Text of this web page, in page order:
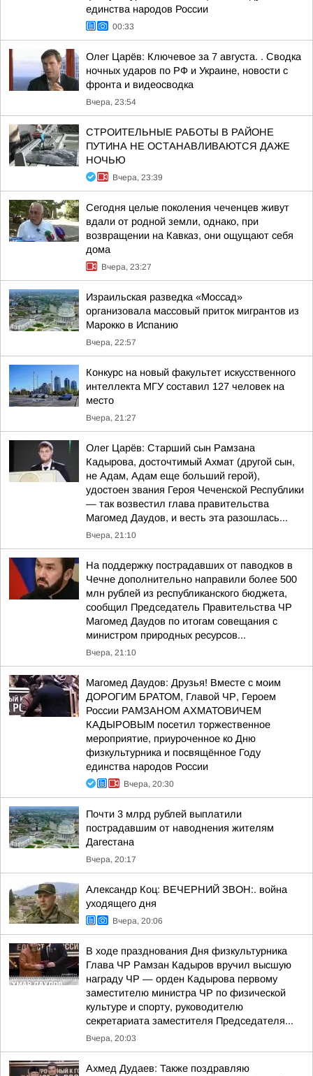
единства народов России
00:33
Олег Царёв: Ключевое за 7 августа. . Сводка
ночных ударов по РФ и Украине, новости с
фронта и видеосводка
Вчера, 23:54
СТРОИТЕЛЬНЫЕ РАБОТЫ В РАЙОНЕ
ПУТИНА НЕ ОСТАНАВЛИВАЮТСЯ ДАЖЕ
НОЧЬЮ
Вчера, 23:39
Сегодня целые поколения чеченцев живут
вдали от родной земли, однако, при
возвращении на Кавказ, они ощущают себя
дома
Вчера, 23:27
Израильская разведка «Моссад»
организовала массовый приток мигрантов из
Марокко в Испанию
Вчера, 22:57
Конкурс на новый факультет искусственного
интеллекта МГУ составил 127 человек на
место
Вчера, 21:27
Олег Царёв: Старший сын Рамзана
Кадырова, досточтимый Ахмат (другой сын,
не Адам, Адам еще больший герой),
удостоен звания Героя Чеченской Республики
— так возвестил глава правительства
Магомед Даудов, и весть эта разошлась...
Вчера, 21:10
На поддержку пострадавших от паводков в
Чечне дополнительно направили более 500
млн рублей из республиканского бюджета,
сообщил Председатель Правительства ЧР
Магомед Даудов по итогам совещания с
министром природных ресурсов...
Вчера, 21:10
Магомед Даудов: Друзья! Вместе с моим
ДОРОГИМ БРАТОМ, Главой ЧР, Героем
России РАМЗАНОМ АХМАТОВИЧЕМ
КАДЫРОВЫМ посетил торжественное
мероприятие, приуроченное ко Дню
физкультурника и посвящённое Году
единства народов России
Вчера, 20:30
Почти 3 млрд рублей выплатили
пострадавшим от наводнения жителям
Дагестана
Вчера, 20:17
Александр Коц: ВЕЧЕРНИЙ ЗВОН:. война
уходящего дня
Вчера, 20:06
В ходе празднования Дня физкультурника
Глава ЧР Рамзан Кадыров вручил высшую
награду ЧР — орден Кадырова первому
заместителю министра ЧР по физической
культуре и спорту, руководителю
секретариата заместителя Председателя...
Вчера, 20:03
Ахмед Дудаев: Также поздравляю